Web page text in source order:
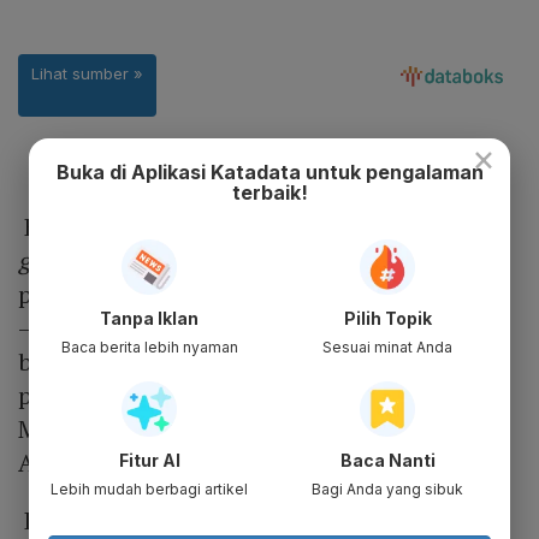
British Council akan memberi 14 hibah atau
grants
untuk program ISPF tersebut. Seleksi
putaran pertama sudah selesai pada Januari
—Maret dan British Council memberi hibah
bagi tujuh peserta masing-masing 80 ribu
poundsterling atau sekitar Rp 1,62 miliar.
Mereka diharapkan memulai riset pada
Agustus
Departemen Sains, Inovasi, dan Teknologi
×
Buka di Aplikasi Katadata untuk pengalaman
terbaik!
Tanpa Iklan
Baca berita lebih nyaman
Pilih Topik
Sesuai minat Anda
Fitur AI
Lebih mudah berbagi artikel
Baca Nanti
Bagi Anda yang sibuk